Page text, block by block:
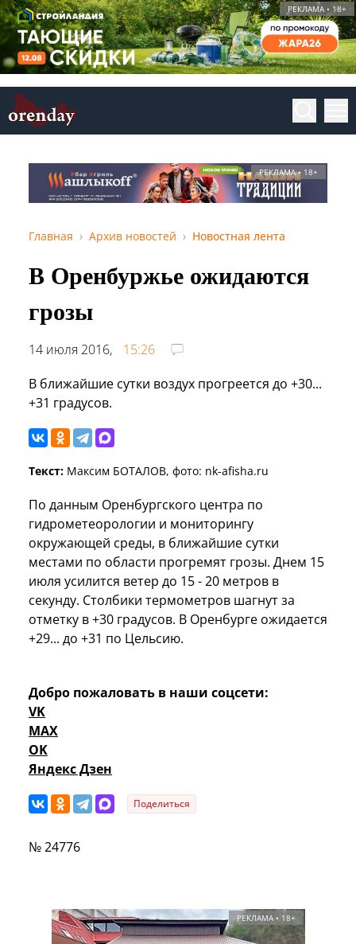
РЕКЛАМА • 18+
РЕКЛАМА • 18+
Главная Архив новостей Новостная лента
В Оренбуржье ожидаются
грозы
14 июля 2016,
15:26
В ближайшие сутки воздух прогреется до +30...
+31 градусов.
Текст: Максим БОТАЛОВ, фото: nk-afisha.ru
По данным Оренбургского центра по
гидрометеорологии и мониторингу
окружающей среды, в ближайшие сутки
местами по области прогремят грозы. Днем 15
июля усилится ветер до 15 - 20 метров в
секунду. Столбики термометров шагнут за
отметку в +30 градусов. В Оренбурге ожидается
+29... до +31 по Цельсию.
Добро пожаловать в наши соцсети:
VK
MAX
OK
Яндекс Дзен
Поделиться
№ 24776
РЕКЛАМА • 18+